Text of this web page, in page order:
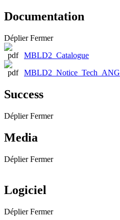
Documentation
Déplier Fermer
MBLD2_Catalogue
MBLD2_Notice_Tech_ANG
Success
Déplier Fermer
Media
Déplier Fermer
Logiciel
Déplier Fermer